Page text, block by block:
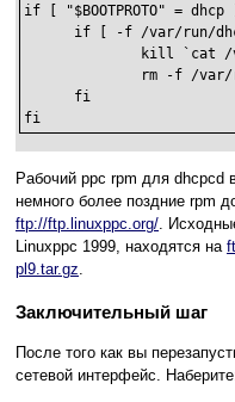
if [ "$BOOTPROTO" =
if [ -f /var/run/
kill `cat
rm -f /
      fi
fi
Рабочий ppc rpm для dhcpcd
немного более поздние rpm
ftp://ftp.linuxppc.org/ .
Linuxppc 1999, находятся на
pl9.tar.gz
Заключительный шаг
После того как вы
сетевой интерфейс.